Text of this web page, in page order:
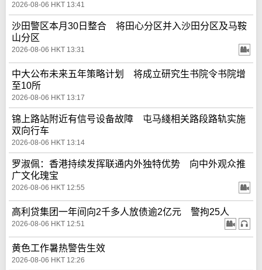
2026-08-06 HKT 13:41
沙田警区本月30日整合 将田心分区并入沙田分区及马鞍
山分区
2026-08-06 HKT 13:31
中大公布未来五年策略计划 将成立研究生书院令书院增
至10所
2026-08-06 HKT 13:17
锦上路站附近有信号设备故障 屯马綫相关路段路轨实施
双向行车
2026-08-06 HKT 13:14
罗淑佩：香港持续发挥联通内外独特优势 向中外观众推
广文化瑰宝
2026-08-06 HKT 12:55
高利贷集团一年间向2千多人放债逾2亿元 警拘25人
2026-08-06 HKT 12:51
黄色工作暑热警告生效
2026-08-06 HKT 12:26